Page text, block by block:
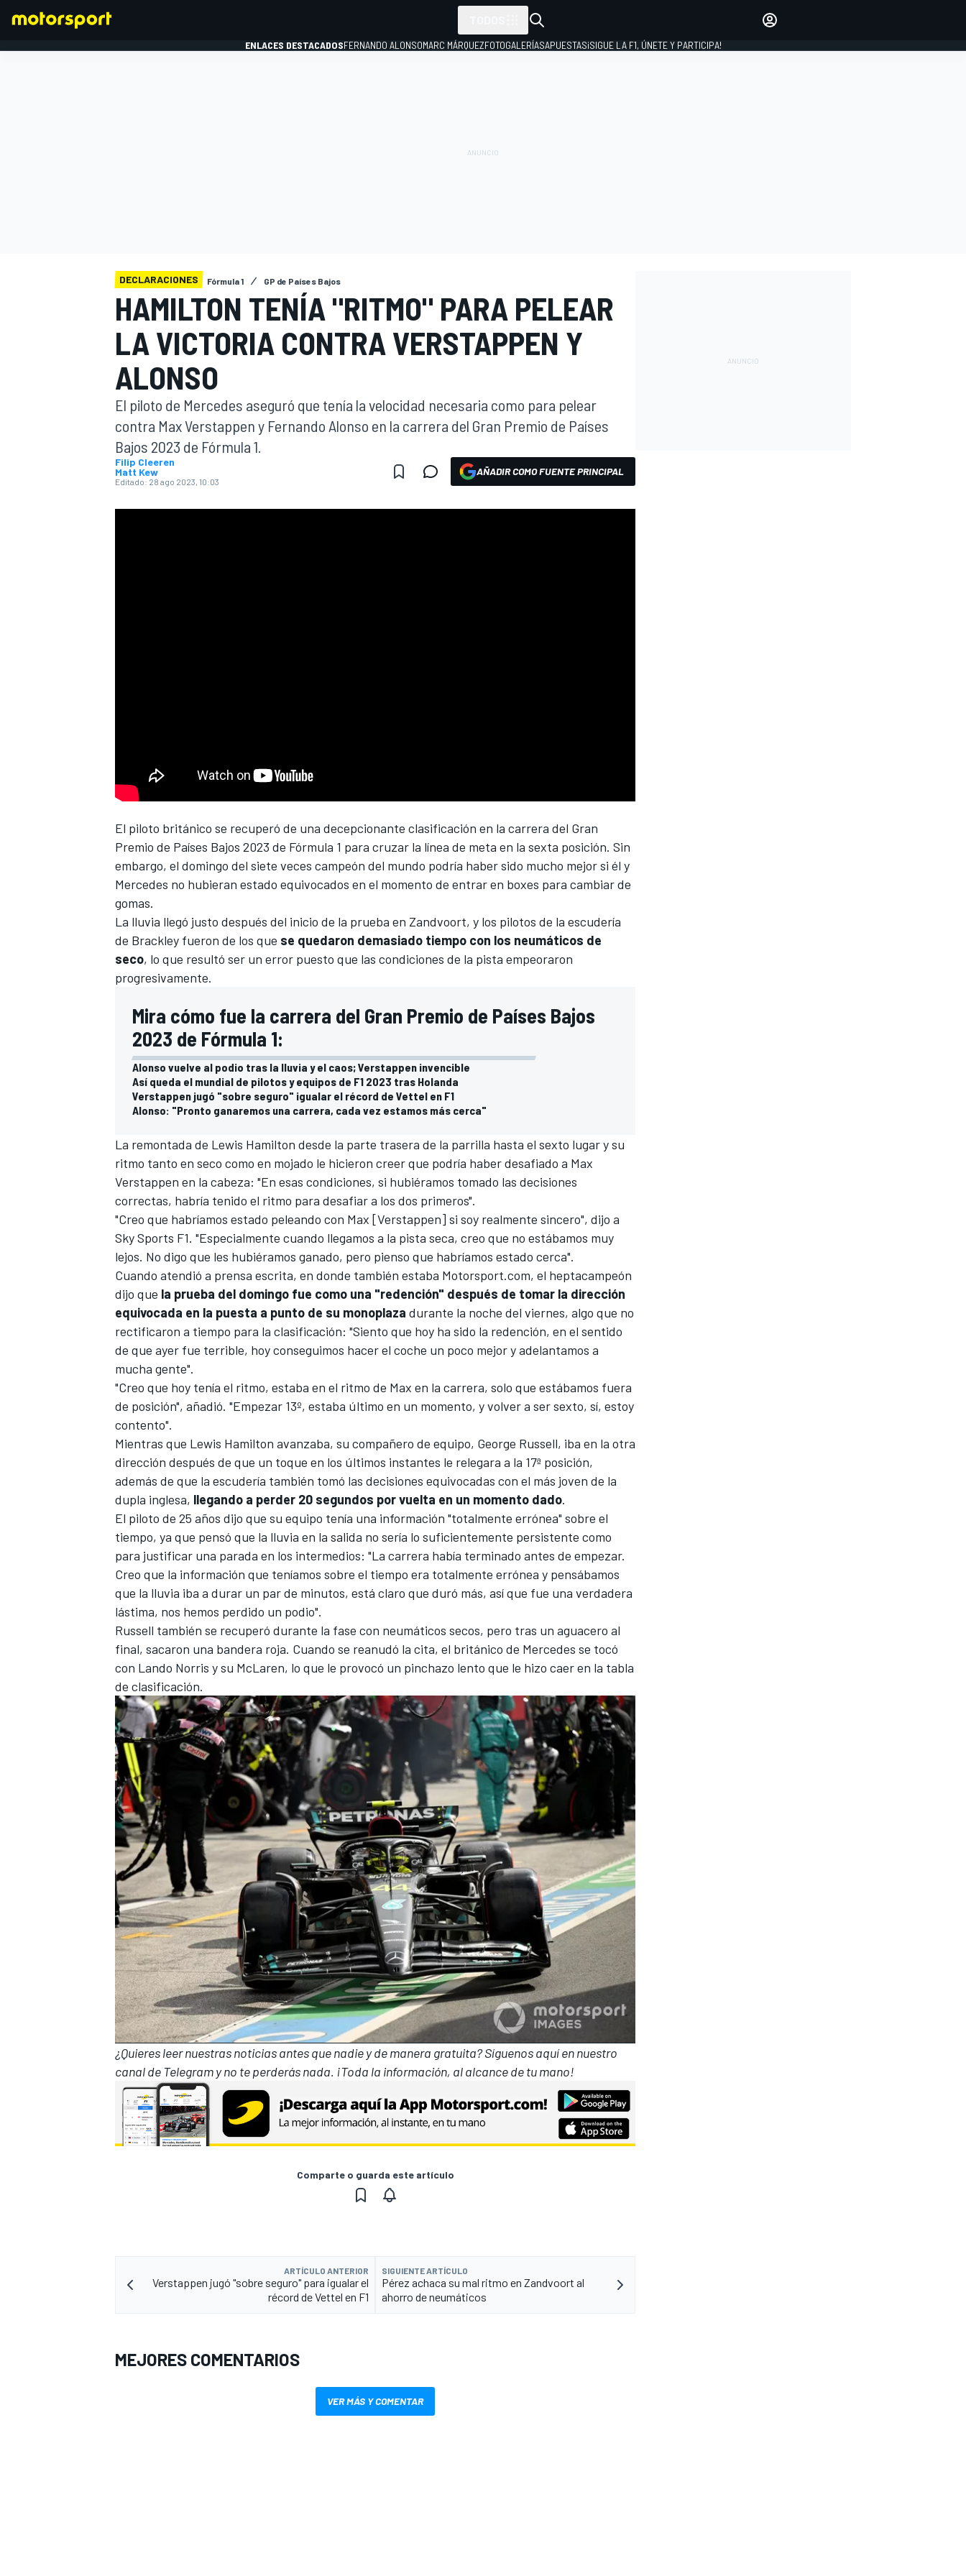
MÁS CATEGORÍAS
ENLACES DESTACADOSFERNANDO ALONSOMARC MÁRQUEZFOTOGALERÍASAPUESTAS¡SIGUE LA F1, ÚNETE Y PARTICIPA!
DECLARACIONES Fórmula 1 GP de Países Bajos
HAMILTON TENÍA "RITMO" PARA PELEAR
LA VICTORIA CONTRA VERSTAPPEN Y
ALONSO
El piloto de Mercedes aseguró que tenía la velocidad necesaria como para pelear
contra Max Verstappen y Fernando Alonso en la carrera del Gran Premio de Países
Bajos 2023 de Fórmula 1.
Filip Cleeren
Matt Kew
Editado: 28 ago 2023, 10:03
AÑADIR COMO FUENTE PRINCIPAL
El piloto británico se recuperó de una decepcionante clasificación en la carrera del Gran
Premio de Países Bajos 2023 de Fórmula 1 para cruzar la línea de meta en la sexta posición. Sin
embargo, el domingo del siete veces campeón del mundo podría haber sido mucho mejor si él y
Mercedes no hubieran estado equivocados en el momento de entrar en boxes para cambiar de
gomas.
La lluvia llegó justo después del inicio de la prueba en Zandvoort, y los pilotos de la escudería
de Brackley fueron de los que se quedaron demasiado tiempo con los neumáticos de
seco, lo que resultó ser un error puesto que las condiciones de la pista empeoraron
progresivamente.
Mira cómo fue la carrera del Gran Premio de Países Bajos
2023 de Fórmula 1:
Alonso vuelve al podio tras la lluvia y el caos; Verstappen invencible
Así queda el mundial de pilotos y equipos de F1 2023 tras Holanda
Verstappen jugó "sobre seguro" igualar el récord de Vettel en F1
Alonso: "Pronto ganaremos una carrera, cada vez estamos más cerca"
La remontada de Lewis Hamilton desde la parte trasera de la parrilla hasta el sexto lugar y su
ritmo tanto en seco como en mojado le hicieron creer que podría haber desafiado a Max
Verstappen en la cabeza: "En esas condiciones, si hubiéramos tomado las decisiones
correctas, habría tenido el ritmo para desafiar a los dos primeros".
"Creo que habríamos estado peleando con Max [Verstappen] si soy realmente sincero", dijo a
Sky Sports F1. "Especialmente cuando llegamos a la pista seca, creo que no estábamos muy
lejos. No digo que les hubiéramos ganado, pero pienso que habríamos estado cerca".
Cuando atendió a prensa escrita, en donde también estaba Motorsport.com, el heptacampeón
dijo que la prueba del domingo fue como una "redención" después de tomar la dirección
equivocada en la puesta a punto de su monoplaza durante la noche del viernes, algo que no
rectificaron a tiempo para la clasificación: "Siento que hoy ha sido la redención, en el sentido
de que ayer fue terrible, hoy conseguimos hacer el coche un poco mejor y adelantamos a
mucha gente".
"Creo que hoy tenía el ritmo, estaba en el ritmo de Max en la carrera, solo que estábamos fuera
de posición", añadió. "Empezar 13º, estaba último en un momento, y volver a ser sexto, sí, estoy
contento".
Mientras que Lewis Hamilton avanzaba, su compañero de equipo, George Russell, iba en la otra
dirección después de que un toque en los últimos instantes le relegara a la 17ª posición,
además de que la escudería también tomó las decisiones equivocadas con el más joven de la
dupla inglesa, llegando a perder 20 segundos por vuelta en un momento dado.
El piloto de 25 años dijo que su equipo tenía una información "totalmente errónea" sobre el
tiempo, ya que pensó que la lluvia en la salida no sería lo suficientemente persistente como
para justificar una parada en los intermedios: "La carrera había terminado antes de empezar.
Creo que la información que teníamos sobre el tiempo era totalmente errónea y pensábamos
que la lluvia iba a durar un par de minutos, está claro que duró más, así que fue una verdadera
lástima, nos hemos perdido un podio".
Russell también se recuperó durante la fase con neumáticos secos, pero tras un aguacero al
final, sacaron una bandera roja. Cuando se reanudó la cita, el británico de Mercedes se tocó
con Lando Norris y su McLaren, lo que le provocó un pinchazo lento que le hizo caer en la tabla
de clasificación.
¿Quieres leer nuestras noticias antes que nadie y de manera gratuita? Síguenosaquí en nuestro
canal de Telegramy no te perderás nada. ¡Toda la información, al alcance de tu mano!
Comparte o guarda este artículo
ARTÍCULO ANTERIOR
Verstappen jugó "sobre seguro" para igualar el
récord de Vettel en F1
SIGUIENTE ARTÍCULO
Pérez achaca su mal ritmo en Zandvoort al
ahorro de neumáticos
MEJORES COMENTARIOS
VER MÁS Y COMENTAR